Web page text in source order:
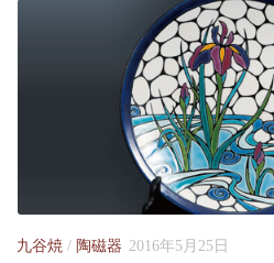
九谷焼 / 陶磁器 2016年5月25日